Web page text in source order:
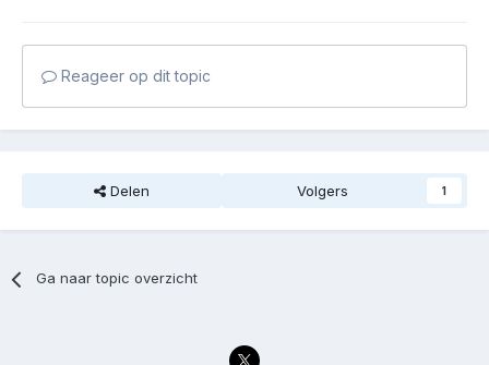
Reageer op dit topic
Delen Volgers 1
Ga naar topic overzicht